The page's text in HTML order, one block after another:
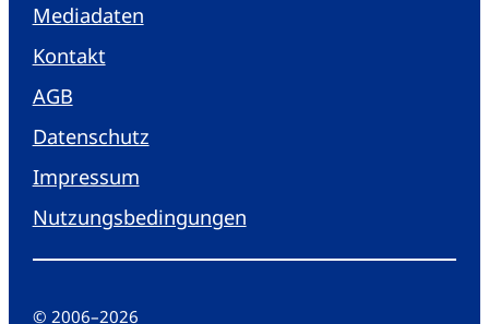
Mediadaten
Kontakt
AGB
Datenschutz
Impressum
Nutzungsbedingungen
© 2006–2026